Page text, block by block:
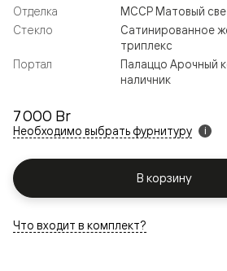
7 000 Br
Необходимо выбрать фурнитуру i
В корзину
Отделка
МССР Матовый
Стекло
Сатинированное
триплекс
Портал
Палаццо Арочный
наличник
Что входит в комплект?